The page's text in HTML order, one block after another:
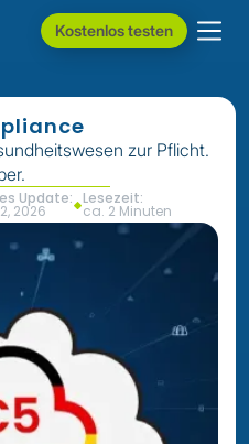
Kostenlos testen
zur Pflicht.
Update:
2026
Lesezeit:
ca. 2 Minuten